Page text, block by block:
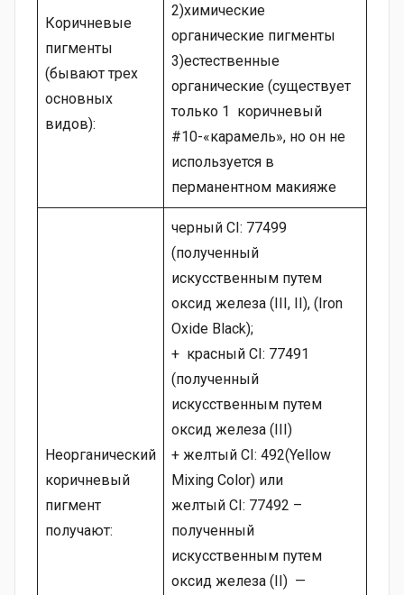
Коричневые
пигменты
(бывают трех
основных
видов):
2)химические
органические пигменты
3)естественные
органические (существует
только 1 коричневый
#10-«карамель», но он не
используется в
перманентном макияже
Неорганический
коричневый
пигмент
получают:
черный CI: 77499
(полученный
искусственным путем
оксид железа (III, II), (Iron
Oxide Black);
+ красный CI: 77491
(полученный
искусственным путем
оксид железа (III)
+ желтый CI: 492(Yellow
Mixing Color) или
желтый CI: 77492 –
полученный
искусственным путем
оксид железа (II) —